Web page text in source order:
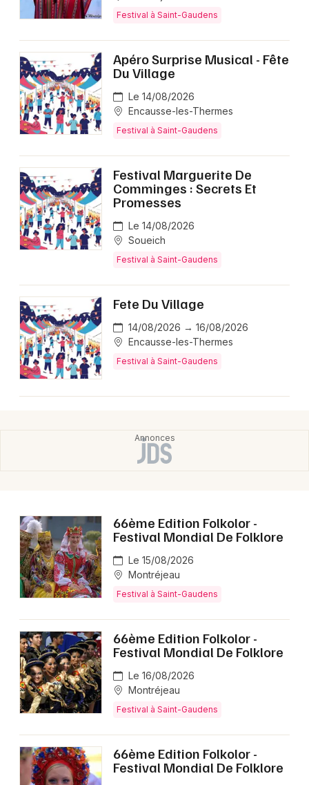
Je m'abonne
Festival à Saint-Gaudens
Apéro Surprise Musical - Fête
Du Village
Le 14/08/2026
Encausse-les-Thermes
Festival à Saint-Gaudens
Festival Marguerite De
Comminges : Secrets Et
Promesses
Le 14/08/2026
Soueich
Festival à Saint-Gaudens
Fete Du Village
14/08/2026 → 16/08/2026
Encausse-les-Thermes
Festival à Saint-Gaudens
66ème Edition Folkolor -
Festival Mondial De Folklore
Le 15/08/2026
Montréjeau
Festival à Saint-Gaudens
66ème Edition Folkolor -
Festival Mondial De Folklore
Le 16/08/2026
Montréjeau
Festival à Saint-Gaudens
66ème Edition Folkolor -
Festival Mondial De Folklore